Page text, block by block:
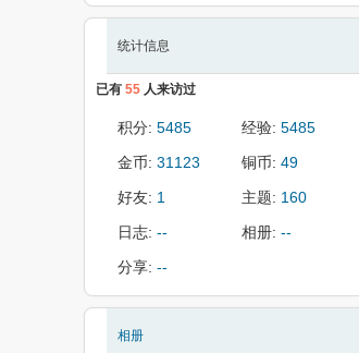
统计信息
已有 55 人来访过
积分: 5485 经验: 5485
金币: 31123 铜币: 49
好友: 1 主题: 160
日志: -- 相册: --
分享: --
相册